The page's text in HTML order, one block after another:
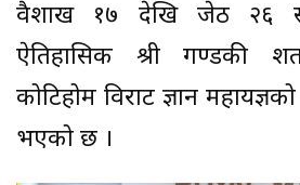
वैशाख १७ देखि जेठ २६
ऐतिहासिक श्री गण्डकी
कोटिहोम विराट ज्ञान
भएको छ ।